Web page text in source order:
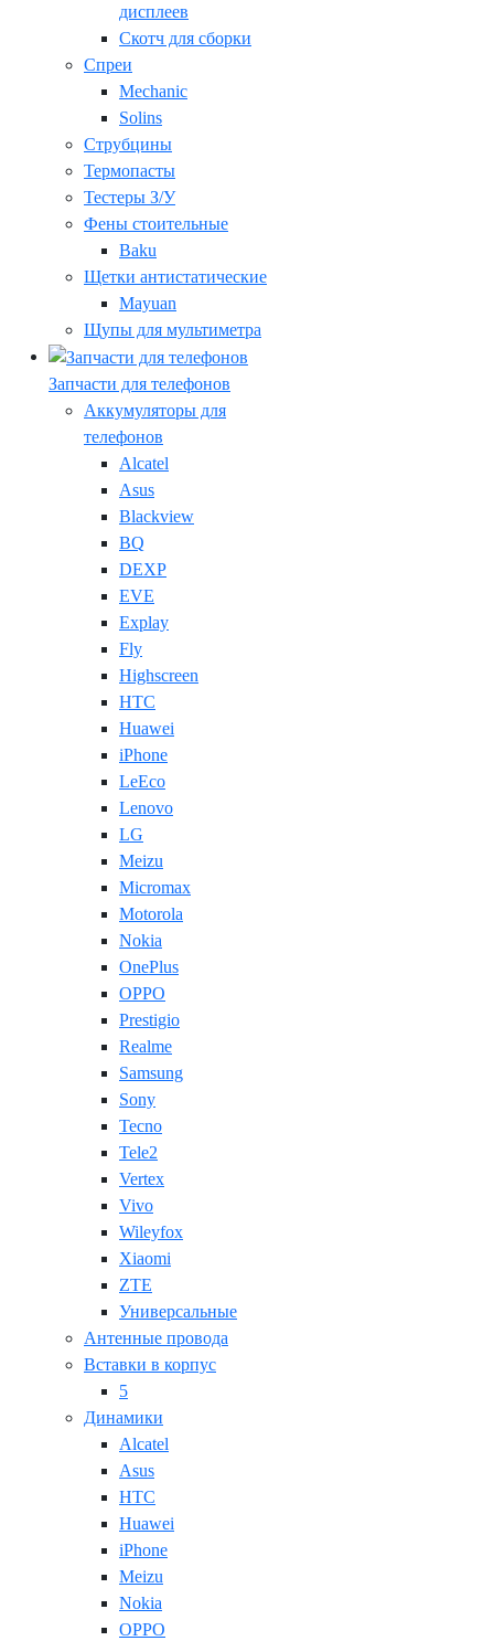
дисплеев
Скотч для сборки
Спреи
Mechanic
Solins
Струбцины
Термопасты
Тестеры З/У
Фены стоительные
Baku
Щетки антистатические
Mayuan
Щупы для мультиметра
Запчасти для телефонов
Аккумуляторы для
телефонов
Alcatel
Asus
Blackview
BQ
DEXP
EVE
Explay
Fly
Highscreen
HTC
Huawei
iPhone
LeEco
Lenovo
LG
Meizu
Micromax
Motorola
Nokia
OnePlus
OPPO
Prestigio
Realme
Samsung
Sony
Tecno
Tele2
Vertex
Vivo
Wileyfox
Xiaomi
ZTE
Универсальные
Антенные провода
Вставки в корпус
5
Динамики
Alcatel
Asus
HTC
Huawei
iPhone
Meizu
Nokia
OPPO